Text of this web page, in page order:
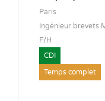
Paris
Ingénieur brevets
F/H
CDI
Temps complet